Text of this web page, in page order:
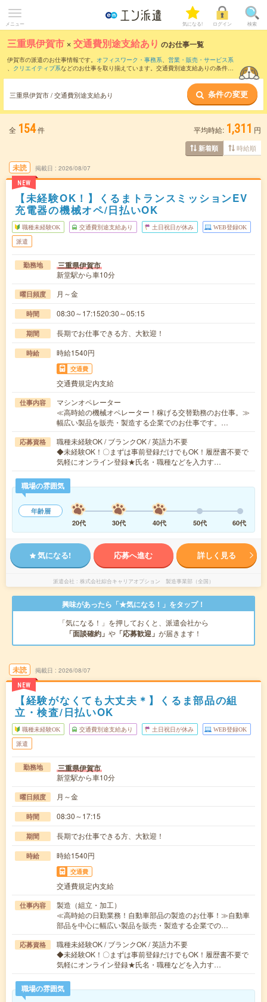
メニュー 気になる! ログイン 検索
三重県伊賀市 ×交通費別途支給あり のお仕事一覧
伊賀市の派遣のお仕事情報です。 オフィスワーク・事務系、 営業・販売・サービス系
、 クリエイティブ系などのお仕事を取り揃えています。交通費別途支給ありの条件の
三重県伊賀市 / 交通費別途支給あり 条件の変更
全 154件 平均時給: 1,311 円
新着順 時給順
未読
NEW
掲載日 2026/08/07
【未経験OK！】くるまトランスミッションEV
充電器の機械オペ/日払いOK
職種未経験OK 交通費別途支給あり 土日祝日が休み WEB登録OK
派遣
勤務地 三重県伊賀市
新堂駅から車10分
曜日頻度 月～金
時間 08:30～17:1520:30～05:15
期間 長期でお仕事できる方、大歓迎！
時給 時給1540円
交通費
交通費規定内支給
仕事内容
マシンオペレーター
≪高時給の機械オペレーター！稼げる交替勤務のお仕事。≫
幅広い製品を販売・製造する企業でのお仕事です。…
応募資格
職種未経験OK / ブランクOK / 英語力不要
◆未経験OK！〇まずは事前登録だけでもOK！履歴書不要で
気軽にオンライン登録★氏名・職種などを入力す…
職場の雰囲気
年齢層
20代
30代 40代 50代 60代
気になる! 応募へ進む 詳しく見る
派遣会社 株式会社綜合キャリアオプション 製造事業部（全国）
興味があったら「★気になる！」をタップ！
「気になる！」を押しておくと、派遣会社から
「面談確約」 や 「応募歓迎」 が届きます！
未読
NEW
掲載日 2026/08/07
【経験がなくても大丈夫＊】くるま部品の組
立・検査/日払いOK
職種未経験OK 交通費別途支給あり 土日祝日が休み WEB登録OK
派遣
勤務地 三重県伊賀市
新堂駅から車10分
曜日頻度 月～金
時間 08:30～17:15
期間 長期でお仕事できる方、大歓迎！
時給 時給1540円
交通費
交通費規定内支給
仕事内容
製造（組立・加工）
≪高時給の日勤業務！自動車部品の製造のお仕事！≫自動車
部品を中心に幅広い製品を販売・製造する企業での…
応募資格
職種未経験OK / ブランクOK / 英語力不要
◆未経験OK！〇まずは事前登録だけでもOK！履歴書不要で
気軽にオンライン登録★氏名・職種などを入力す…
職場の雰囲気